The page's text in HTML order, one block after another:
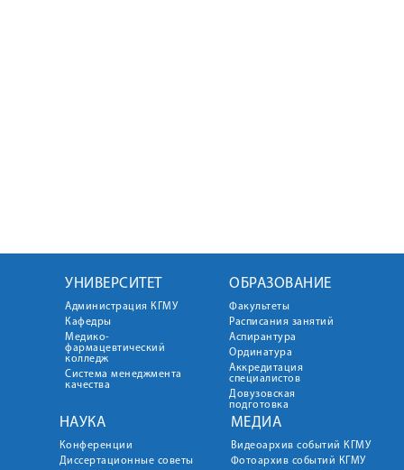
УНИВЕРСИТЕТ
Администрация КГМУ
Кафедры
Медико-
фармацевтический
колледж
Система менеджмента
качества
ОБРАЗОВАНИЕ
Факультеты
Расписания занятий
Аспирантура
Ординатура
Аккредитация
специалистов
Довузовская
подготовка
НАУКА
Конференции
Диссертационные советы
МЕДИА
Видеоархив событий КГМУ
Фотоархив событий КГМУ